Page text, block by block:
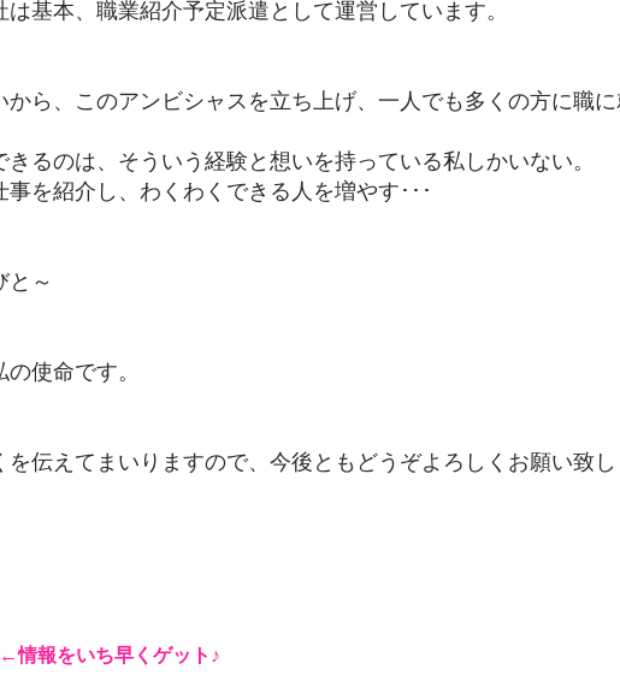
基本、職業紹介予定派遣として運営しています。
から、このアンビシャスを立ち上げ、一人でも多くの方に職
るのは、そういう経験と想いを持っている私しかいない。
を紹介し、わくわくできる人を増やす･･･
と～
使命です。
伝えてまいりますので、今後ともどうぞよろしくお願い致し
締
之原
​←情報をいち早くゲット♪